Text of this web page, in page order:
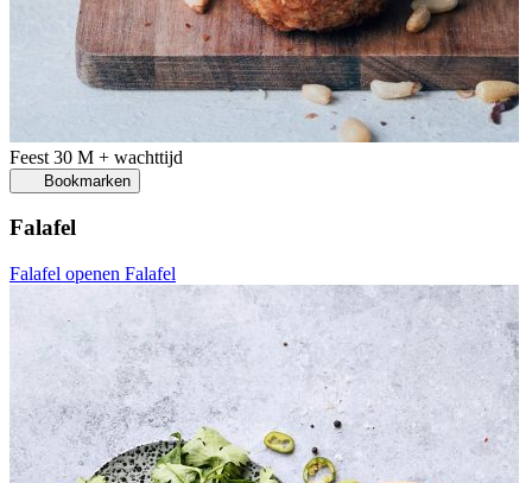
Feest 30 M + wachttijd
Bookmarken
Falafel
Falafel openen Falafel